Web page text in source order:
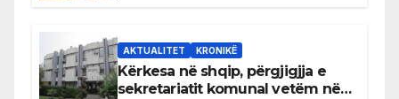
AKTUALITET KRONIKË
Kërkesa në shqip, përgjigjja e
sekretariatit komunal vetëm në